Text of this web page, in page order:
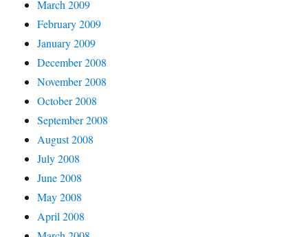
March 2009
February 2009
January 2009
December 2008
November 2008
October 2008
September 2008
August 2008
July 2008
June 2008
May 2008
April 2008